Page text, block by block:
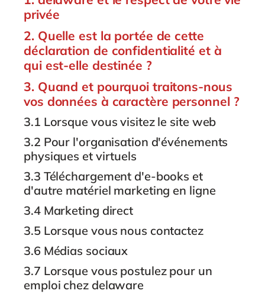
Philippines
Singapore
Switzerland
UK & Ireland
USA & Canada
privée
2. Quelle est la portée de cette
déclaration de confidentialité et à
qui est-elle destinée ?
3. Quand et pourquoi traitons-nous
vos données à caractère personnel ?
3.1 Lorsque vous visitez le site web
3.2 Pour l'organisation d'événements
physiques et virtuels
3.3 Téléchargement d'e-books et
d'autre matériel marketing en ligne
3.4 Marketing direct
3.5 Lorsque vous nous contactez
3.6 Médias sociaux
3.7 Lorsque vous postulez pour un
emploi chez delaware